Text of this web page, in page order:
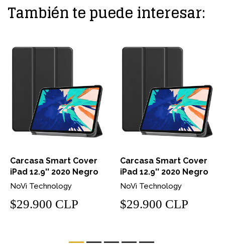
También te puede interesar:
Carcasa Smart Cover
iPad 12.9'' 2020 Negro
NoVi Technology
$29.900 CLP
Carcasa Smart Cover
iPad 12.9'' 2020 Negro
NoVi Technology
$29.900 CLP